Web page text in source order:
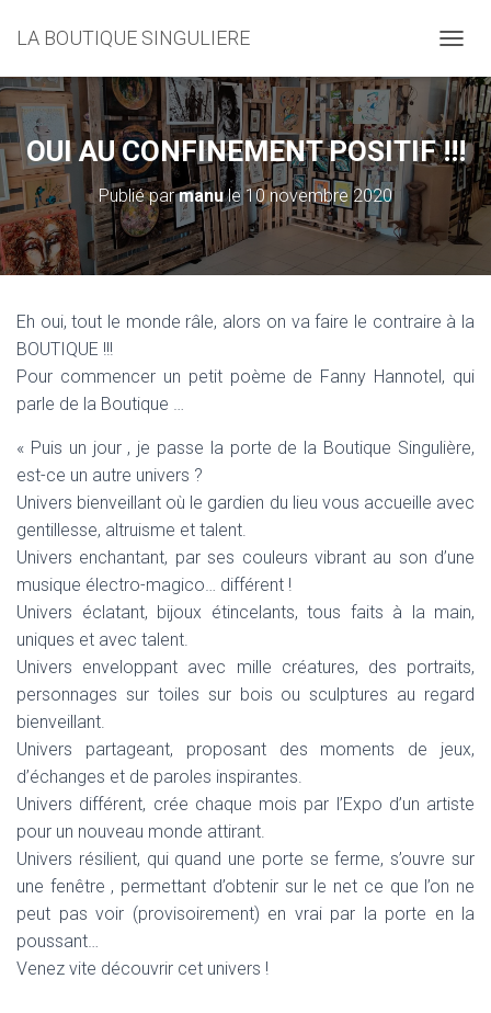
LA BOUTIQUE SINGULIERE
É
L
I
E
R
L
A
N
G
OUI AU CONFINEMENT POSITIF !!!
Publié parmanule10 novembre 2020
Eh oui, tout le monde râle, alors on va faire le contraire à la
BOUTIQUE !!!
Pour commencer un petit poème de Fanny Hannotel, qui
parle de la Boutique …
« Puis un jour , je passe la porte de la Boutique Singulière,
est-ce un autre univers ?
Univers bienveillant où le gardien du lieu vous accueille avec
gentillesse, altruisme et talent.
Univers enchantant, par ses couleurs vibrant au son d’une
musique électro-magico… différent !
Univers éclatant, bijoux étincelants, tous faits à la main,
uniques et avec talent.
Univers enveloppant avec mille créatures, des portraits,
personnages sur toiles sur bois ou sculptures au regard
bienveillant.
Univers partageant, proposant des moments de jeux,
d’échanges et de paroles inspirantes.
Univers différent, crée chaque mois par l’Expo d’un artiste
pour un nouveau monde attirant.
Univers résilient, qui quand une porte se ferme, s’ouvre sur
une fenêtre , permettant d’obtenir sur le net ce que l’on ne
peut pas voir (provisoirement) en vrai par la porte en la
poussant…
Venez vite découvrir cet univers !